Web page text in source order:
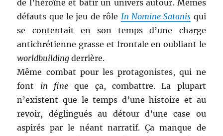
de l’héroïne et bâtir un univers autour. Mêmes
défauts que le jeu de rôle In Nomine Satanis qui
se contentait en son temps d’une charge
antichrétienne grasse et frontale en oubliant le
worldbuilding derrière.
Même combat pour les protagonistes, qui ne
font in fine que ça, combattre. La plupart
n’existent que le temps d’une histoire et au
revoir, déglingués au détour d’une case ou
aspirés par le néant narratif. Ça manque de